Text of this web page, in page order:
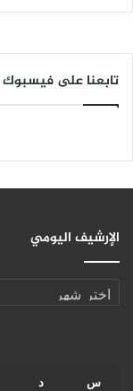
تابعنا على فيسبوك
الإرشيف اليومي
الإرشيف
س د